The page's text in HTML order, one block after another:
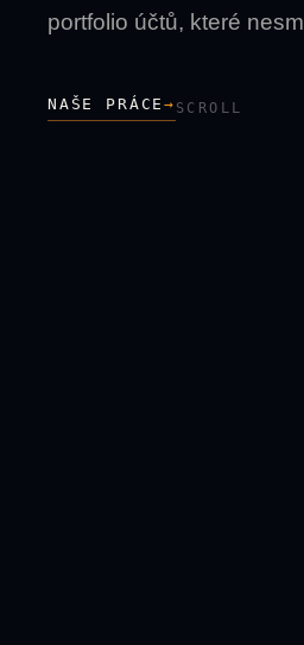
portfolio účtů, které
NAŠE PRÁCE→ SCROLL